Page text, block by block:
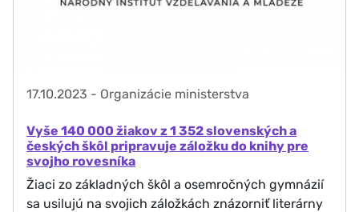
17.10.2023 - Organizácie ministerstva
Vyše 140 000 žiakov z 1 352 slovenských a
českých škôl pripravuje záložku do knihy pre
svojho rovesníka
Žiaci zo základných škôl a osemročných gymnázií
sa usilujú na svojich záložkách znázorniť literárny